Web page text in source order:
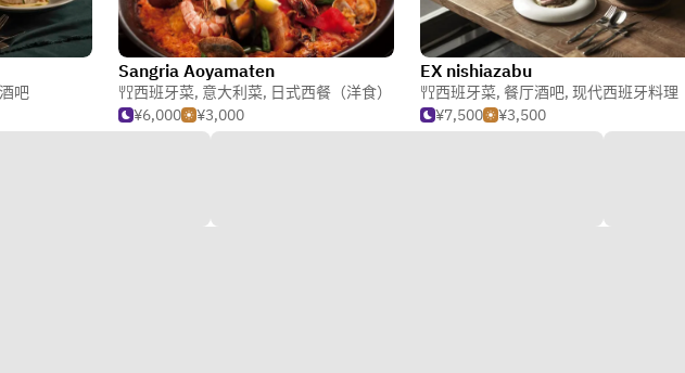
吧
Sangria Aoyamaten
西班牙菜, 意大利菜, 日式西餐（洋食）
¥6,000
¥3,000
EX nishiazabu
西班牙菜, 餐厅酒吧, 现代西班牙料理
¥7,500
¥3,500